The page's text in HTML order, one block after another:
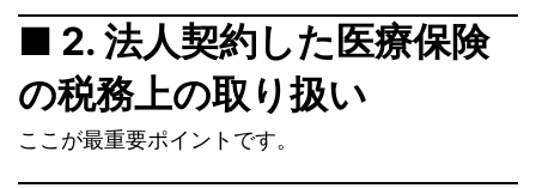
■ 2. 法人契約した医療保険
の税務上の取り扱い
ここが最重要ポイントです。